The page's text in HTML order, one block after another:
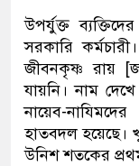
উপর্যুক্ত
সরকারি
জীবনকৃষ্ণ রায়
যায়নি। নাম
নায়েব-
হাতবদল হয়েছে।
উনিশ শতকের